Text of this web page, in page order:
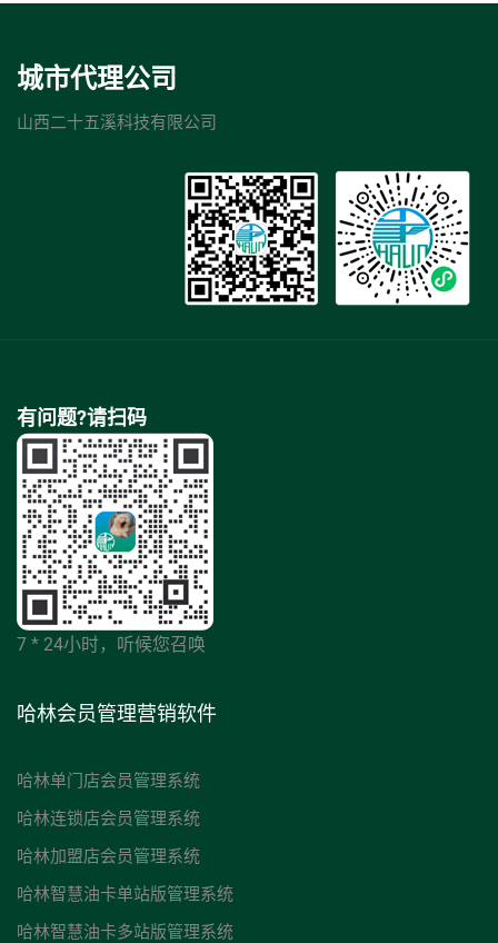
城市代理公司
山西二十五溪科技有限公司
有问题?请扫码
7 * 24小时，听候您召唤
哈林会员管理营销软件
哈林单门店会员管理系统
哈林连锁店会员管理系统
哈林加盟店会员管理系统
哈林智慧油卡单站版管理系统
哈林智慧油卡多站版管理系统